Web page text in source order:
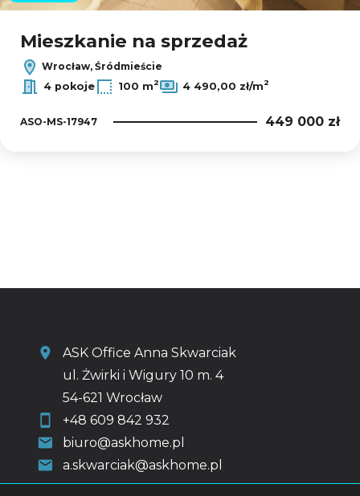
Mieszkanie na sprzedaż
Wrocław, Śródmieście
4 pokoje
100 m2 4 490,00 zł/m2
ASO-MS-17947 449 000 zł
ASK Office Anna Skwarciak
ul. Żwirki i Wigury 10 m. 4
54-621 Wrocław
+48 609 842 932
biuro@askhome.pl
a.skwarciak@askhome.pl